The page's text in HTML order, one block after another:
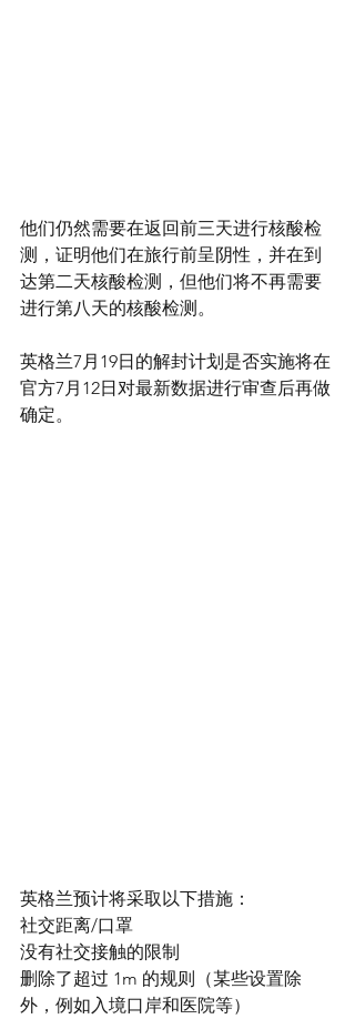
他们仍然需要在返回前三天进行核酸检
测，证明他们在旅行前呈阴性，并在到
达第二天核酸检测，但他们将不再需要
进行第八天的核酸检测。
英格兰7月19日的解封计划是否实施将在
官方7月12日对最新数据进行审查后再做
确定。
英格兰预计将采取以下措施：
社交距离/口罩
没有社交接触的限制
删除了超过 1m 的规则（某些设置除
外，例如入境口岸和医院等）